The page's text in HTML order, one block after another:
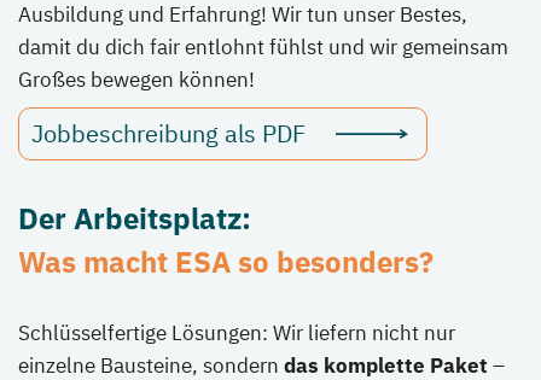
Ausbildung und Erfahrung! Wir tun unser Bestes,
damit du dich fair entlohnt fühlst und wir gemeinsam
Großes bewegen können!
Jobbeschreibung als PDF
Der Arbeitsplatz:
Was macht ESA so besonders?
Schlüsselfertige Lösungen: Wir liefern nicht nur
einzelne Bausteine, sondern das komplette Paket –